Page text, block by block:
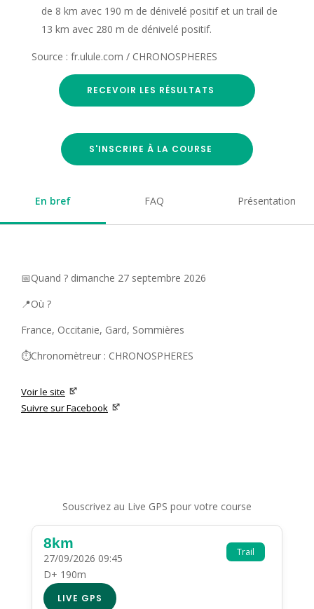
de 8 km avec 190 m de dénivelé positif et un trail de
13 km avec 280 m de dénivelé positif.
Source : fr.ulule.com / CHRONOSPHERES
RECEVOIR LES RÉSULTATS
S'INSCRIRE À LA COURSE
En bref FAQ Présentation
📅Quand ? dimanche 27 septembre 2026
📍Où ?
France, Occitanie, Gard, Sommières
⏱️Chronomètreur : CHRONOSPHERES
Voir le site
Suivre sur Facebook
Souscrivez au Live GPS pour votre course
Trail
8km
27/09/2026 09:45
D+ 190m
LIVE GPS